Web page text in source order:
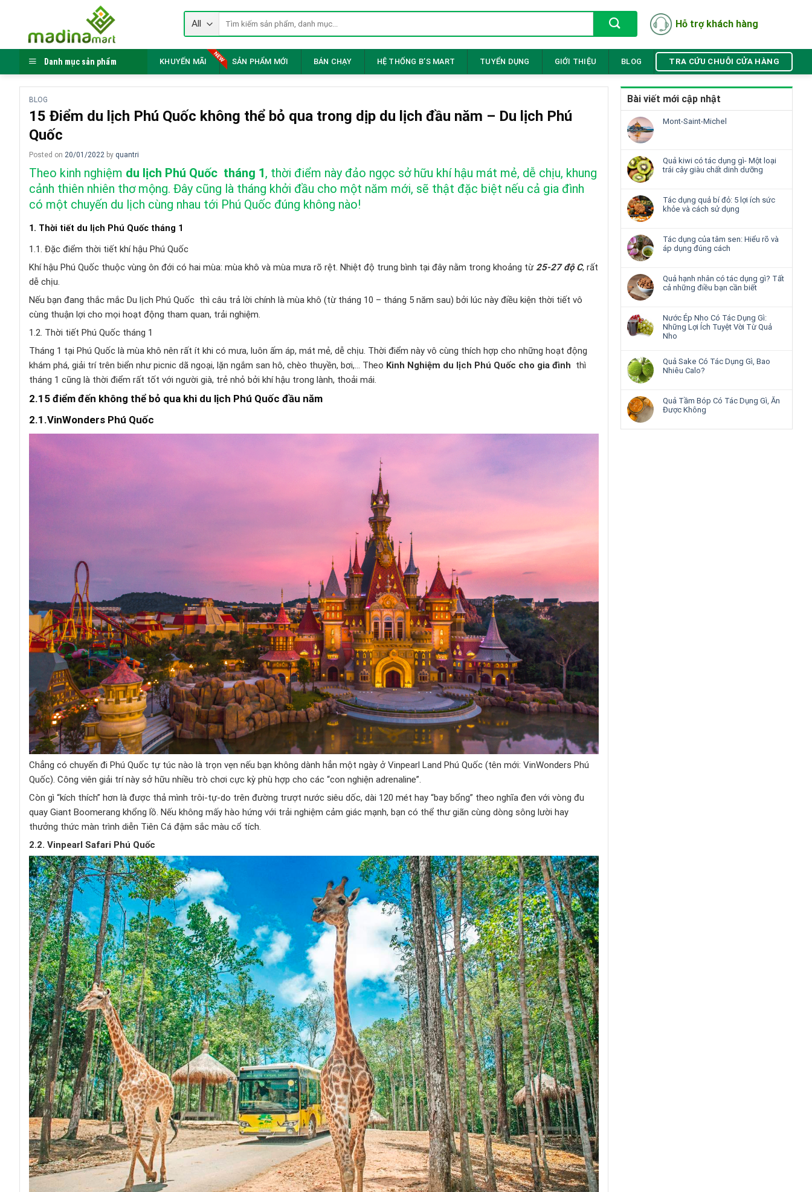
content
Tìm
Hỗ trợ khách hàng
Danh mục sản phẩm KHUYẾN MÃI SẢN PHẨM MỚI BÁN CHẠY HỆ THỐNG B’S MART TUYỂN DỤNG GIỚI THIỆU BLOG TRA CỨU CHUỖI CỬA HÀNG
BLOG
15 Điểm du lịch Phú Quốc không thể bỏ qua trong dịp du lịch đầu năm – Du lịch Phú
Quốc
Posted on 20/01/2022 by quantri
Theo kinh nghiệm du lịch Phú Quốc tháng 1, thời điểm này đảo ngọc sở hữu khí hậu mát mẻ, dễ chịu, khung
cảnh thiên nhiên thơ mộng. Đây cũng là tháng khởi đầu cho một năm mới, sẽ thật đặc biệt nếu cả gia đình
có một chuyến du lịch cùng nhau tới Phú Quốc đúng không nào!
1. Thời tiết du lịch Phú Quốc tháng 1
1.1. Đặc điểm thời tiết khí hậu Phú Quốc
Khí hậu Phú Quốc thuộc vùng ôn đới có hai mùa: mùa khô và mùa mưa rõ rệt. Nhiệt độ trung bình tại đây nằm trong khoảng từ25-27 độ C, rất
dễ chịu.
Nếu bạn đang thắc mắc Du lịch Phú Quốc thì câu trả lời chính là mùa khô (từ tháng 10 – tháng 5 năm sau) bởi lúc này điều kiện thời tiết vô
cùng thuận lợi cho mọi hoạt động tham quan, trải nghiệm.
1.2. Thời tiết Phú Quốc tháng 1
Tháng 1 tại Phú Quốc là mùa khô nên rất ít khi có mưa, luôn ấm áp, mát mẻ, dễ chịu. Thời điểm này vô cùng thích hợp cho những hoạt động
khám phá, giải trí trên biển như picnic dã ngoại, lặn ngắm san hô, chèo thuyền, bơi,… Theo Kinh Nghiệm du lịch Phú Quốc cho gia đình thì
tháng 1 cũng là thời điểm rất tốt với người già, trẻ nhỏ bởi khí hậu trong lành, thoải mái.
2.15 điểm đến không thể bỏ qua khi du lịch Phú Quốc đầu năm
2.1.VinWonders Phú Quốc
Chẳng có chuyến đi Phú Quốc tự túc nào là trọn vẹn nếu bạn không dành hẳn một ngày ở Vinpearl Land Phú Quốc (tên mới: VinWonders Phú
Quốc). Công viên giải trí này sở hữu nhiều trò chơi cực kỳ phù hợp cho các “con nghiện adrenaline”.
Còn gì “kích thích” hơn là được thả mình trôi-tự-do trên đường trượt nước siêu dốc, dài 120 mét hay “bay bổng” theo nghĩa đen với vòng đu
quay Giant Boomerang khổng lồ. Nếu không mấy hào hứng với trải nghiệm cảm giác mạnh, bạn có thể thư giãn cùng dòng sông lười hay
thưởng thức màn trình diễn Tiên Cá đậm sắc màu cổ tích.
2.2. Vinpearl Safari Phú Quốc
Bài viết mới cập nhật
Mont-Saint-Michel
Quả kiwi có tác dụng gì- Một loại
trái cây giàu chất dinh dưỡng
Tác dụng quả bí đỏ: 5 lợi ích sức
khỏe và cách sử dụng
Tác dụng của tâm sen: Hiểu rõ và
áp dụng đúng cách
Quả hạnh nhân có tác dụng gì? Tất
cả những điều bạn cần biết
Nước Ép Nho Có Tác Dụng Gì:
Những Lợi Ích Tuyệt Vời Từ Quả
Nho
Quả Sake Có Tác Dụng Gì, Bao
Nhiêu Calo?
Quả Tầm Bóp Có Tác Dụng Gì, Ăn
Được Không